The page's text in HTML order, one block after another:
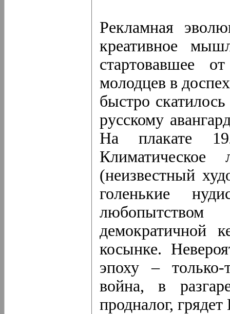
Рекламная
креативное
стартовавшее
молодцев в
быстро
русскому
На плакате
(неизвестный
голенькие
демократичной
косынке.
эпоху – только-
война, в
продналог,